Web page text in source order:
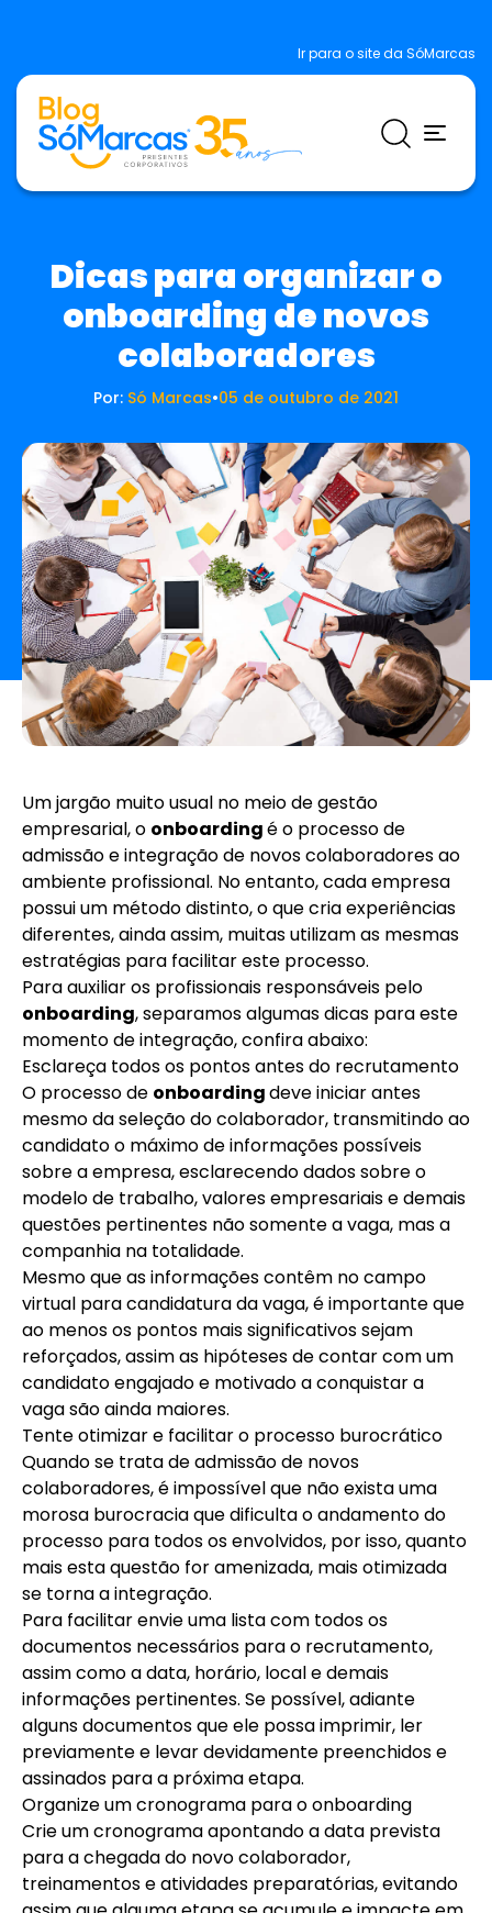
Ir para o site da SóMarcas
Dicas para organizar o
onboarding de novos
colaboradores
Por: Só Marcas•05 de outubro de 2021
Um jargão muito usual no meio de gestão
empresarial, o onboardingé o processo de
admissão e integração de novos colaboradores ao
ambiente profissional. No entanto, cada empresa
possui um método distinto, o que cria experiências
diferentes, ainda assim, muitas utilizam as mesmas
estratégias para facilitar este processo.
Para auxiliar os profissionais responsáveis pelo
onboarding, separamos algumas dicas para este
momento de integração, confira abaixo:
Esclareça todos os pontos antes do recrutamento
O processo de onboardingdeve iniciar antes
mesmo da seleção do colaborador, transmitindo ao
candidato o máximo de informações possíveis
sobre a empresa, esclarecendo dados sobre o
modelo de trabalho, valores empresariais e demais
questões pertinentes não somente a vaga, mas a
companhia na totalidade.
Mesmo que as informações contêm no campo
virtual para candidatura da vaga, é importante que
ao menos os pontos mais significativos sejam
reforçados, assim as hipóteses de contar com um
candidato engajado e motivado a conquistar a
vaga são ainda maiores.
Tente otimizar e facilitar o processo burocrático
Quando se trata de admissão de novos
colaboradores, é impossível que não exista uma
morosa burocracia que dificulta o andamento do
processo para todos os envolvidos, por isso, quanto
mais esta questão for amenizada, mais otimizada
se torna a integração.
Para facilitar envie uma lista com todos os
documentos necessários para o recrutamento,
assim como a data, horário, local e demais
informações pertinentes. Se possível, adiante
alguns documentos que ele possa imprimir, ler
previamente e levar devidamente preenchidos e
assinados para a próxima etapa.
Organize um cronograma para o onboarding
Crie um cronograma apontando a data prevista
para a chegada do novo colaborador,
treinamentos e atividades preparatórias, evitando